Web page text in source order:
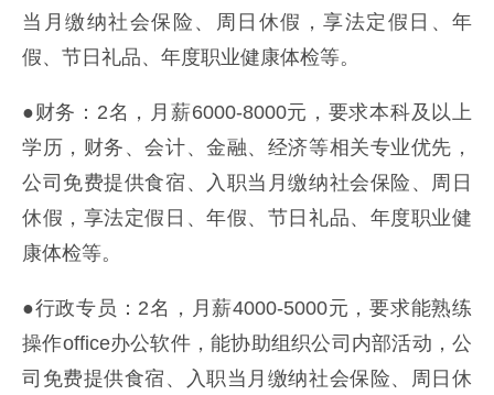
当月缴纳社会保险、周日休假，享法定假日、年
假、节日礼品、年度职业健康体检等。
●财务：2名，月薪6000-8000元，要求本科及以上
学历，财务、会计、金融、经济等相关专业优先，
公司免费提供食宿、入职当月缴纳社会保险、周日
休假，享法定假日、年假、节日礼品、年度职业健
康体检等。
●行政专员：2名，月薪4000-5000元，要求能熟练
操作office办公软件，能协助组织公司内部活动，公
司免费提供食宿、入职当月缴纳社会保险、周日休